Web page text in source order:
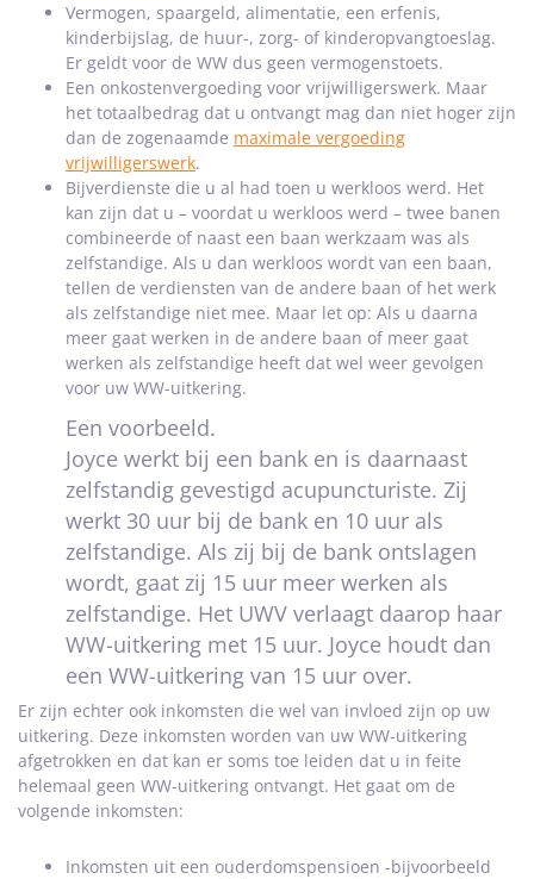
Vermogen, spaargeld, alimentatie, een erfenis,
kinderbijslag, de huur-, zorg- of kinderopvangtoeslag.
Er geldt voor de WW dus geen vermogenstoets.
Een onkostenvergoeding voor vrijwilligerswerk. Maar
het totaalbedrag dat u ontvangt mag dan niet hoger zijn
dan de zogenaamde maximale vergoeding
vrijwilligerswerk.
Bijverdienste die u al had toen u werkloos werd. Het
kan zijn dat u – voordat u werkloos werd – twee banen
combineerde of naast een baan werkzaam was als
zelfstandige. Als u dan werkloos wordt van een baan,
tellen de verdiensten van de andere baan of het werk
als zelfstandige niet mee. Maar let op: Als u daarna
meer gaat werken in de andere baan of meer gaat
werken als zelfstandige heeft dat wel weer gevolgen
voor uw WW-uitkering.
Een voorbeeld.
Joyce werkt bij een bank en is daarnaast
zelfstandig gevestigd acupuncturiste. Zij
werkt 30 uur bij de bank en 10 uur als
zelfstandige. Als zij bij de bank ontslagen
wordt, gaat zij 15 uur meer werken als
zelfstandige. Het UWV verlaagt daarop haar
WW-uitkering met 15 uur. Joyce houdt dan
een WW-uitkering van 15 uur over.
Er zijn echter ook inkomsten die wel van invloed zijn op uw
uitkering. Deze inkomsten worden van uw WW-uitkering
afgetrokken en dat kan er soms toe leiden dat u in feite
helemaal geen WW-uitkering ontvangt. Het gaat om de
volgende inkomsten:
Inkomsten uit een ouderdomspensioen -bijvoorbeeld